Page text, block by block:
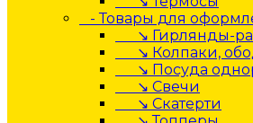
- Товары для
↘ Гирлянды-
↘ Колпаки,
↘ Посуда
↘ Свечи
↘ Скатерти